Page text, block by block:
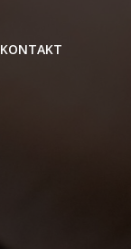
KONTAKT